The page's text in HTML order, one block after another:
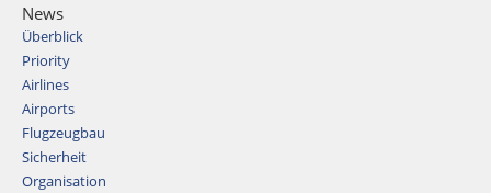
News
Überblick
Priority
Airlines
Airports
Flugzeugbau
Sicherheit
Organisation